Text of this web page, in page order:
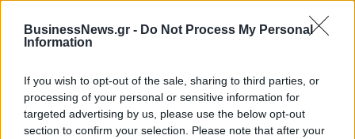
BusinessNews.gr - Do Not Process My Personal
Information
If you wish to opt-out of the sale, sharing to third parties, or
processing of your personal or sensitive information for
targeted advertising by us, please use the below opt-out
section to confirm your selection. Please note that after your
IAB Hellas: Νέα Διοικούσα Επιτροπή και νέο Διοικητικό Συμβούλιο -
Πρόεδρος ο Γαληνός Γιαγλής
Νέο Audi A2 e-tron με στόχο
την κορυφή της
αποδοτικότητας
Η Chery επενδύει 75 εκατ.
δολάρια στην KG Mobility